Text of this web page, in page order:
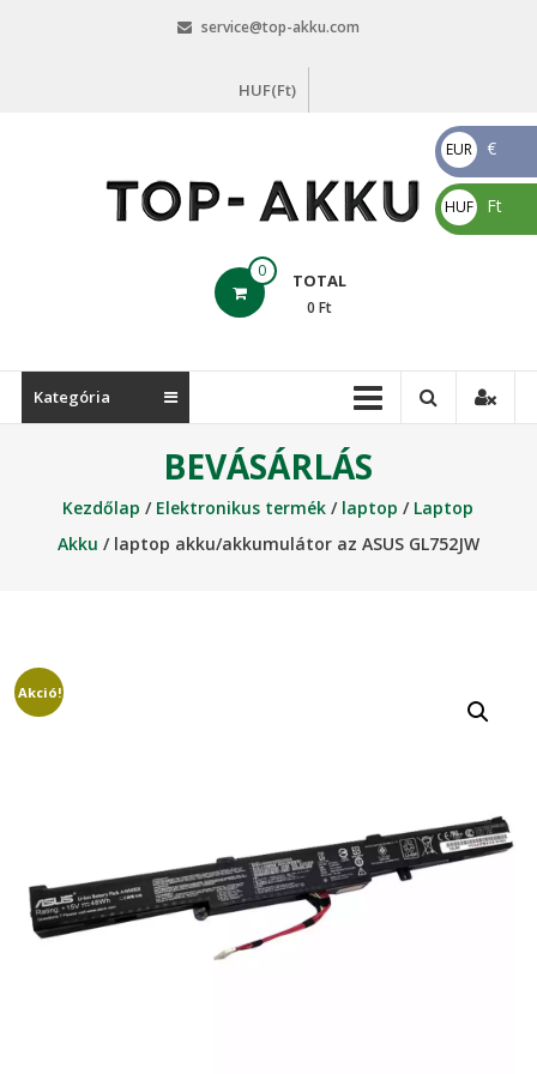
service@top-akku.com
HUF(Ft)
akku.com
0 TOTAL
0 Ft
Kategória
BEVÁSÁRLÁS
Kezdőlap / Elektronikus termék / laptop / Laptop
Akku / laptop akku/akkumulátor az ASUS GL752JW
Akció!
EUR
€
€
HUF
Ft
Ft